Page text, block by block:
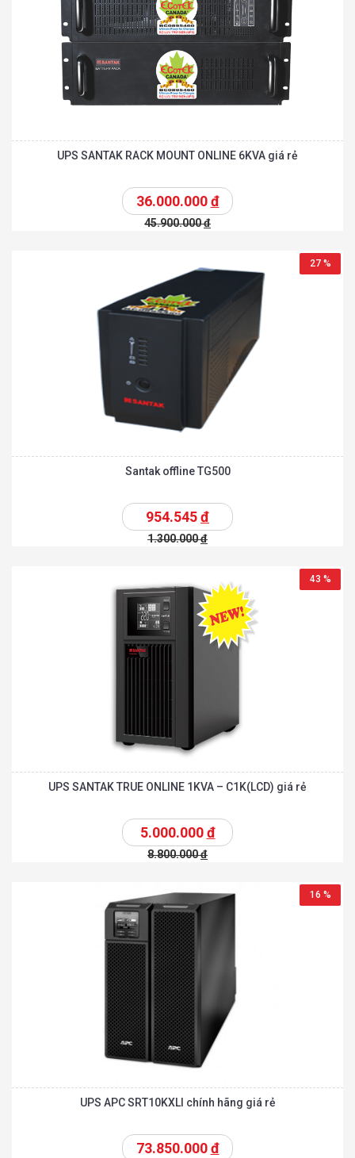
UPS SANTAK RACK MOUNT ONLINE 6KVA giá rẻ
36.000.000đ
45.900.000đ
27 %
Santak offline TG500
954.545đ
1.300.000đ
43 %
UPS SANTAK TRUE ONLINE 1KVA – C1K(LCD) giá rẻ
5.000.000đ
8.800.000đ
16 %
UPS APC SRT10KXLI chính hãng giá rẻ
73.850.000đ